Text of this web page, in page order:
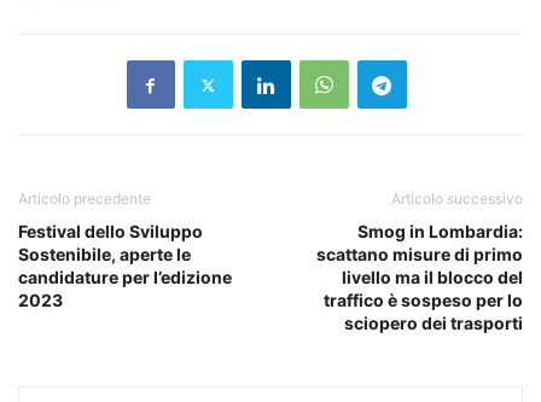
Articolo precedente
Festival dello Sviluppo
Sostenibile, aperte le
candidature per l’edizione
2023
Articolo successivo
Smog in Lombardia:
scattano misure di primo
livello ma il blocco del
traffico è sospeso per lo
sciopero dei trasporti